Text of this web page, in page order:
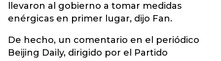
llevaron al gobierno a tomar medidas
enérgicas en primer lugar, dijo Fan.
De hecho, un comentario en el periódico
Beijing Daily, dirigido por el Partido